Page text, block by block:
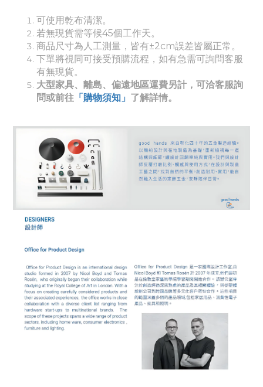
可使用乾布清潔。
若無現貨需等候45個工作天。
商品尺寸為人工測量，皆有±2cm誤差皆屬正常。
下單將視同可接受預購流程，如有急需可詢問客服
有無現貨。
大型家具、離島、偏遠地區運費另計，可洽客服詢
問或前往 「購物須知」 了解詳情。